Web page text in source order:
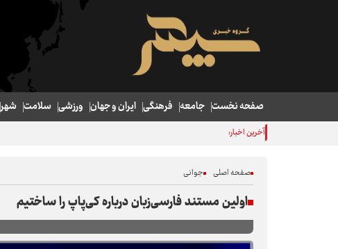
صفحه نخست جامعه فرهنگی ایران و جهان ورزشی سلامت شهر
آخرین اخبار:
صفحه اصلی جوانی
اولین مستند فارسی‌‌زبان درباره کی‌پاپ را ساختیم